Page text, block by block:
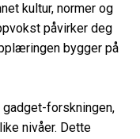
kultur, normer og
påvirker deg
bygger på
forskningen,
nivåer. Dette